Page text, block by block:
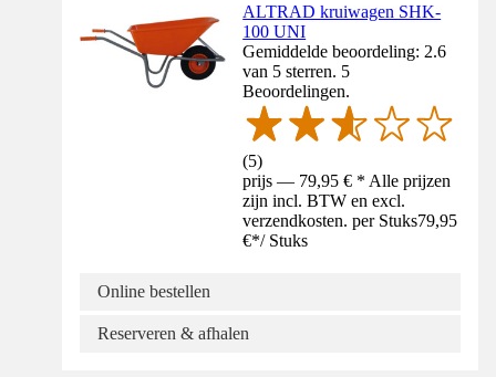
ALTRAD kruiwagen SHK-
100 UNI
Gemiddelde beoordeling: 2.6
van 5 sterren. 5
Beoordelingen.
(5)
prijs — 79,95 € * Alle prijzen
zijn incl. BTW en excl.
verzendkosten. per Stuks79,95
€*/ Stuks
Online bestellen
Reserveren & afhalen